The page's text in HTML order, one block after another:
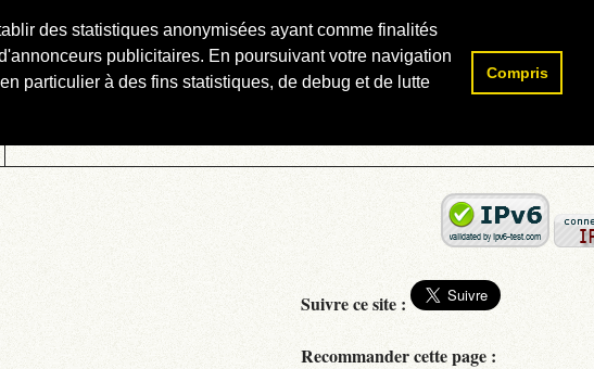
des statistiques anonymisées ayant comme finalités
publicitaires. En poursuivant votre navigation
particulier à des fins statistiques, de debug et de lutte
Compris
Rechercher :
Suivre ce site :
Recommander cette page :